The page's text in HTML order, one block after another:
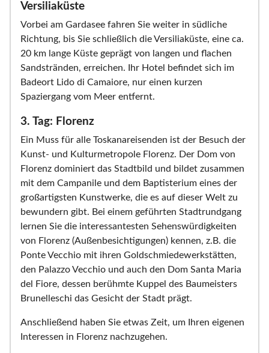
Versiliaküste
Vorbei am Gardasee fahren Sie weiter in südliche
Richtung, bis Sie schließlich die Versiliaküste, eine ca.
20 km lange Küste geprägt von langen und flachen
Sandstränden, erreichen. Ihr Hotel befindet sich im
Badeort Lido di Camaiore, nur einen kurzen
Spaziergang vom Meer entfernt.
3. Tag: Florenz
Ein Muss für alle Toskanareisenden ist der Besuch der
Kunst- und Kulturmetropole Florenz. Der Dom von
Florenz dominiert das Stadtbild und bildet zusammen
mit dem Campanile und dem Baptisterium eines der
großartigsten Kunstwerke, die es auf dieser Welt zu
bewundern gibt. Bei einem geführten Stadtrundgang
lernen Sie die interessantesten Sehenswürdigkeiten
von Florenz (Außenbesichtigungen) kennen, z.B. die
Ponte Vecchio mit ihren Goldschmiedewerkstätten,
den Palazzo Vecchio und auch den Dom Santa Maria
del Fiore, dessen berühmte Kuppel des Baumeisters
Brunelleschi das Gesicht der Stadt prägt.
Anschließend haben Sie etwas Zeit, um Ihren eigenen
Interessen in Florenz nachzugehen.